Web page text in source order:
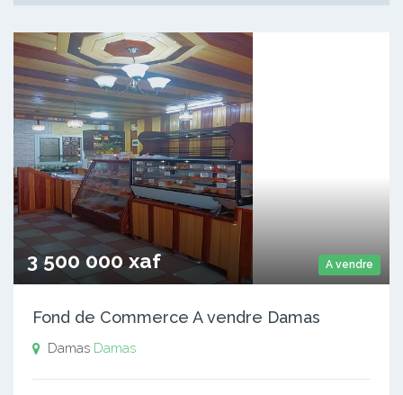
A vendre
3 500 000 xaf
Fond de Commerce A vendre Damas
Damas Damas